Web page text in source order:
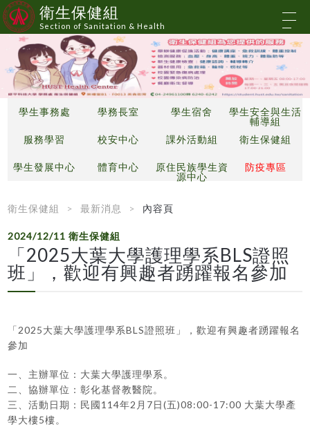
衛生保健組
Section of Sanitation & Health
學生事務處 學務長室 學生宿舍
學生安全與生活
輔導組
服務學習
校安中心 課外活動組 衛生保健組
學生發展中心 體育中心
原住民族學生資
源中心
防疫專區
衛生保健組 最新消息 內容頁
2024/12/11衛生保健組
「2025大葉大學護理學系BLS證照
班」，歡迎有興趣者踴躍報名參加
「2025大葉大學護理學系BLS證照班」，歡迎有興趣者踴躍報名
參加
一、主辦單位：大葉大學護理學系。
二、協辦單位：彰化基督教醫院。
三、活動日期：民國114年2月7日(五)08:00-17:00 大葉大學產
學大樓5樓。